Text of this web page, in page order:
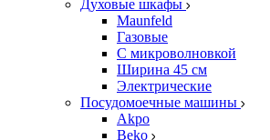
Духовые шкафы
Maunfeld
Газовые
С микроволновкой
Ширина 45 см
Электрические
Посудомоечные машины
Akpo
Beko